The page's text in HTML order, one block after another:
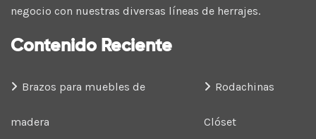
negocio con nuestras diversas líneas de herrajes.
Contenido Reciente
Brazos para muebles de
madera
Rodachinas
Clóset